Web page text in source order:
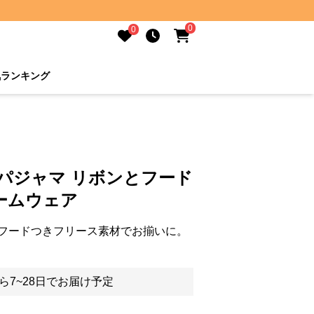
0 0
ンキング
ジャマ リボンとフード
ムウェア
ードつきフリース素材でお揃いに。
7~28日でお届け予定